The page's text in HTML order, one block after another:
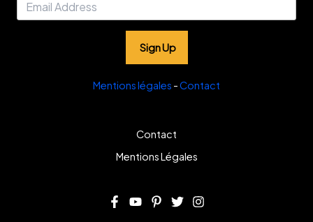
Sign Up
Mentions légales -Contact
Contact
Mentions Légales